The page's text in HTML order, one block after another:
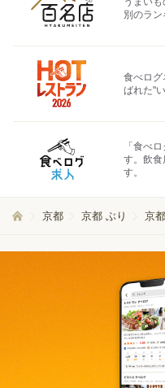
別のラン
食べログ
ばれた"
「食べ
す。飲食
す。
京都 京都 ぶり 京